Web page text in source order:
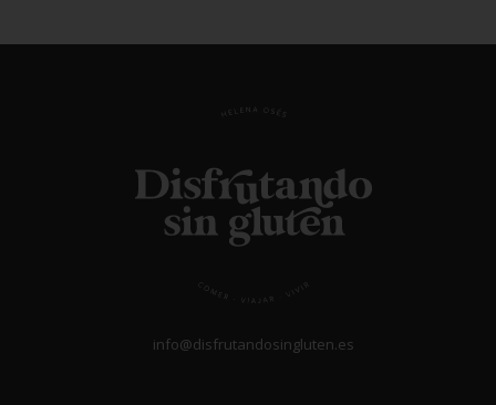
06/04/2017